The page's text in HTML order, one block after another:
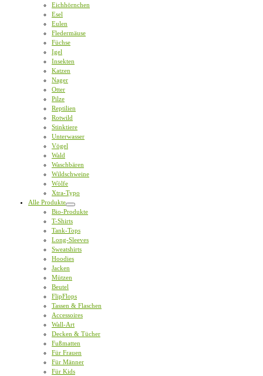
Eichhörnchen
Esel
Eulen
Fledermäuse
Füchse
Igel
Insekten
Katzen
Nager
Otter
Pilze
Reptilien
Rotwild
Stinktiere
Unterwasser
Vögel
Wald
Waschbären
Wildschweine
Wölfe
Xtra-Typo
Alle Produkte
Bio-Produkte
T-Shirts
Tank-Tops
Long-Sleeves
Sweatshirts
Hoodies
Jacken
Mützen
Beutel
FlipFlops
Tassen & Flaschen
Accessoires
Wall-Art
Decken & Tücher
Fußmatten
Für Frauen
Für Männer
Für Kids